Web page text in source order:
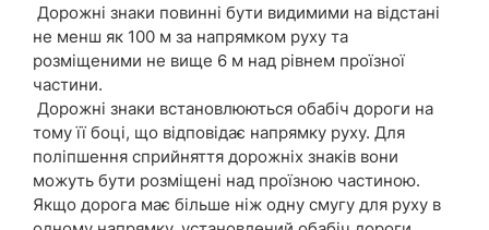
Дорожні знаки повинні бути видимими на відстані
не менш як 100 м за напрямком руху та
розміщеними не вище 6 м над рівнем проїзної
частини.
Дорожні знаки встановлюються обабіч дороги на
тому її боці, що відповідає напрямку руху. Для
поліпшення сприйняття дорожніх знаків вони
можуть бути розміщені над проїзною частиною.
Якщо дорога має більше ніж одну смугу для руху в